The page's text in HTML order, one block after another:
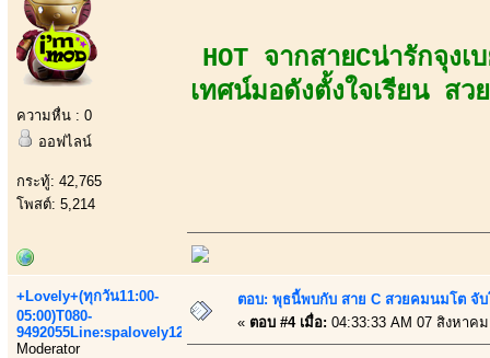
ความหื่น : 0
ออฟไลน์
กระทู้: 42,765
โพสต์: 5,214
HOT จากสายCน่ารักจุ
เทศน์มอดังตั้งใจเรียน สว
+Lovely+(ทุกวัน11:00-
05:00)T080-
9492055Line:spalovely123
Moderator
ตอบ: พุธนี้พบกับ สาย C สวยคมนมโต จั
« ตอบ #4 เมื่อ: 04:33:33 AM 07 สิงหาค